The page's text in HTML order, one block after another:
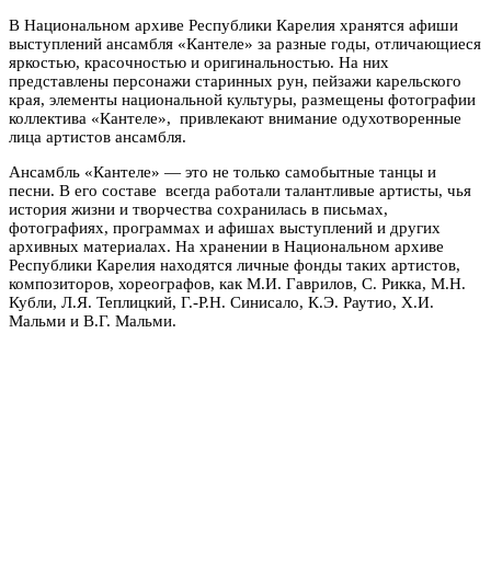
В Национальном архиве Республики Карелия хранятся афиши
выступлений ансамбля «Кантеле» за разные годы, отличающиеся
яркостью, красочностью и оригинальностью. На них
представлены персонажи старинных рун, пейзажи карельского
края, элементы национальной культуры, размещены фотографии
коллектива «Кантеле», привлекают внимание одухотворенные
лица артистов ансамбля.
Ансамбль «Кантеле» — это не только самобытные танцы и
песни. В его составе всегда работали талантливые артисты, чья
история жизни и творчества сохранилась в письмах,
фотографиях, программах и афишах выступлений и других
архивных материалах. На хранении в Национальном архиве
Республики Карелия находятся личные фонды таких артистов,
композиторов, хореографов, как М.И. Гаврилов, С. Рикка, М.Н.
Кубли, Л.Я. Теплицкий, Г.-Р.Н. Синисало, К.Э. Раутио, Х.И.
Мальми и В.Г. Мальми.